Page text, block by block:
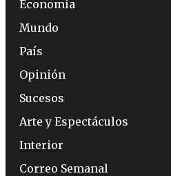
Economía
Mundo
País
Opinión
Sucesos
Arte y Espectáculos
Interior
Correo Semanal